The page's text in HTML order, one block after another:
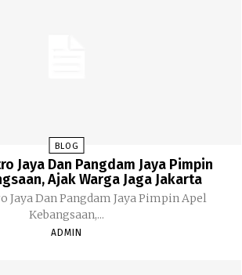
BLOG
Jaya Dan Pangdam Jaya Pimpin
Ajak Warga Jaga Jakarta
Jaya Dan Pangdam Jaya Pimpin Apel
Kebangsaan,...
ADMIN